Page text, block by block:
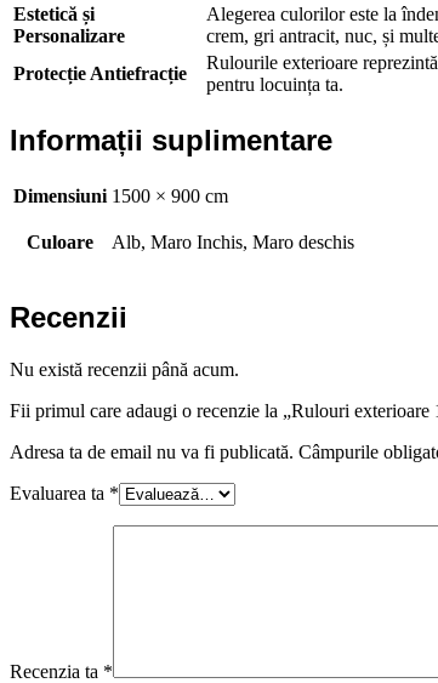
Estetică și
Personalizare
Alegerea culorilor este la
crem, gri antracit, nuc, și
Protecție Antiefracție
Rulourile exterioare
pentru locuința ta.
Informații suplimentare
Dimensiuni 1500 × 900 cm
Culoare Alb, Maro Inchis, Maro deschis
Recenzii
Nu există recenzii până acum.
Fii primul care adaugi o recenzie la „Rulouri exterioare
Adresa ta de email nu va fi publicată. Câmpurile
Evaluarea ta *
Recenzia ta *